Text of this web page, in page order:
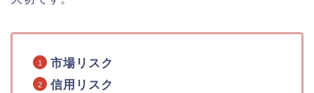
市場リスク
信用リスク